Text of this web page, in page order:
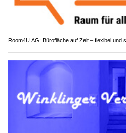
Room4U AG: Bürofläche auf Zeit – flexibel und